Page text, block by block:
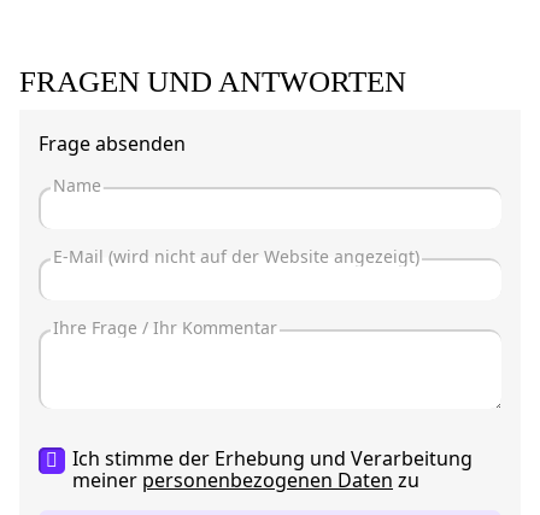
FRAGEN UND ANTWORTEN
Frage absenden
Ich stimme der Erhebung und Verarbeitung
meiner personenbezogenen Daten zu